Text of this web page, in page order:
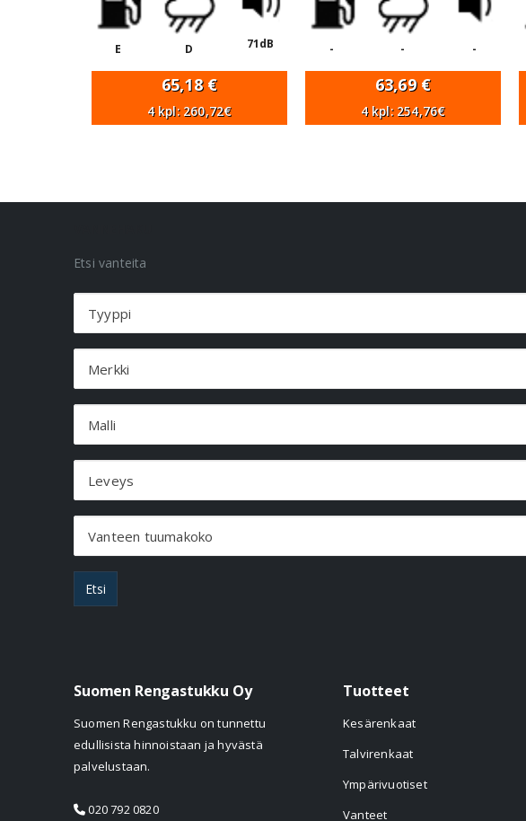
E D 71dB
65,18 €
4 kpl: 260,72€
- - -
63,69 €
4 kpl: 254,76€
Etsi vanteita
Tyyppi
Merkki
Malli
Leveys
Vanteen tuumakoko
Etsi
Suomen Rengastukku Oy
Suomen Rengastukku on tunnettu
edullisista hinnoistaan ja hyvästä
palvelustaan.
020 792 0820
Tuotteet
Kesärenkaat
Talvirenkaat
Ympärivuotiset
Vanteet